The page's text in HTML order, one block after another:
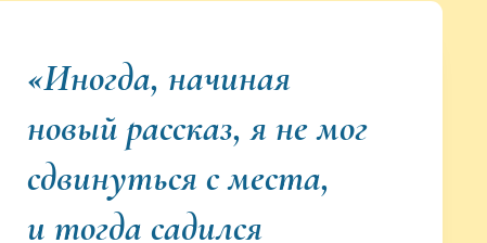
«Иногда, начиная
новый рассказ, я не мог
сдвинуться с места,
и тогда садился